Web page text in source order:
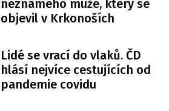
neznámého muže, který se
objevil v Krkonoších
Lidé se vrací do vlaků. ČD
hlásí nejvíce cestujících od
pandemie covidu